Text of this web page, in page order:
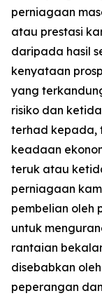
perniagaan
atau prestasi
daripada hasil
kenyataan
yang
risiko dan
terhad kepada,
keadaan
teruk atau
perniagaan
pembelian oleh
untuk
rantaian
disebabkan
peperangan